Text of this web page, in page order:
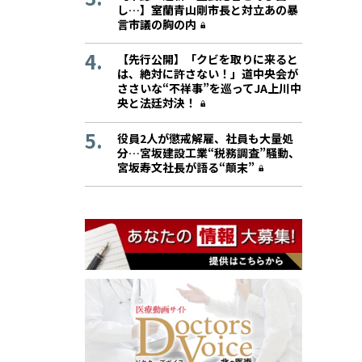
し…】室蘭青山剛市長と対立あの暴
言市議の胸の内
【先行公開】「クビを取りに来ると
は、絶対に許さない！」道中央会が
ささいな“不祥事”を巡ってJA上川中
央と法廷対決！
役員2人が懲戒解雇、社員も大量処
分…宮坂建設工業“税務調査”騒動、
宮坂寿文社長が語る“顛末”